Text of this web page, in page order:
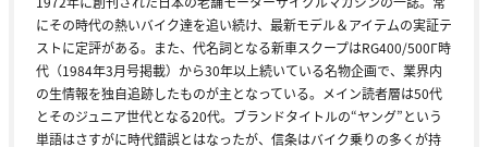
にその時代の熱いバイク達を追い続け、最新モデル＆アイテムの実証テ
ストに定評がある。また、代名詞となる新車スクープはRG400/500Γ時
代（1984年3月号掲載）から30年以上続いている名物企画で、業界内
の生情報を独自追跡したものが主となっている。メイン読者層は50代
とそのジュニア世代となる20代。ブランドタイトルの“ヤング”という
単語はさすがに時代錯誤とはなったが、信条はバイク乗りの多くが持